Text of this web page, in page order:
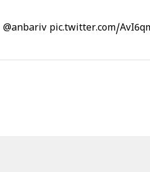
@anbariv pic.twitter.com/